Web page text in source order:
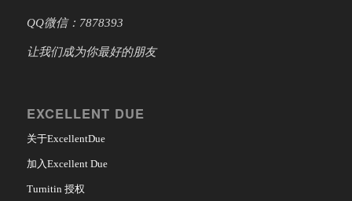
QQ微信：7878393
让我们成为你最好的朋友
EXCELLENT DUE
关于ExcellentDue
加入Excellent Due
Turnitin 授权